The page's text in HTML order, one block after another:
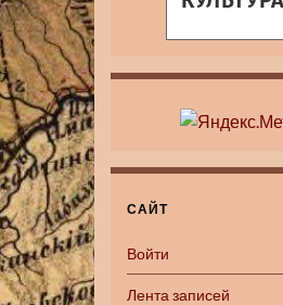
САЙТ
Войти
Лента записей